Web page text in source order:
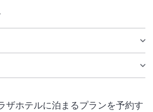
ザホテルに泊まるプランを予約す